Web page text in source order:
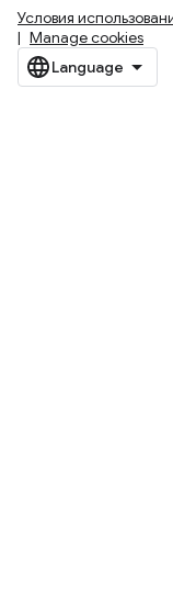
Условия
Manage cookies